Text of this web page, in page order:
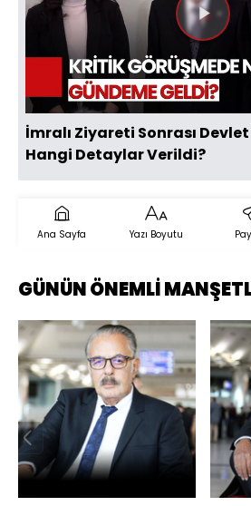
İmralı Ziyareti Sonrası
Hangi Detaylar Verildi?
Ana Sayfa Yazı Boyutu
GÜNÜN ÖNEMLİ